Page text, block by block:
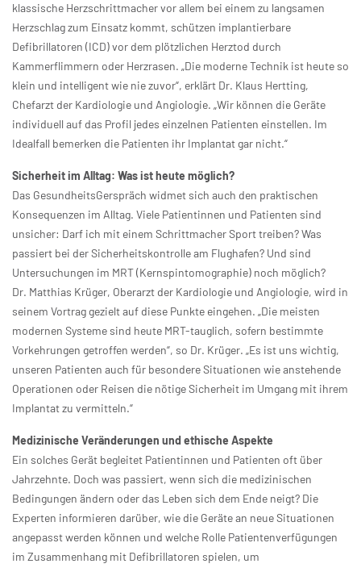
klassische Herzschrittmacher vor allem bei einem zu langsamen
Herzschlag zum Einsatz kommt, schützen implantierbare
Defibrillatoren (ICD) vor dem plötzlichen Herztod durch
Kammerflimmern oder Herzrasen. „Die moderne Technik ist heute so
klein und intelligent wie nie zuvor“, erklärt Dr. Klaus Hertting,
Chefarzt der Kardiologie und Angiologie. „Wir können die Geräte
individuell auf das Profil jedes einzelnen Patienten einstellen. Im
Idealfall bemerken die Patienten ihr Implantat gar nicht.“
Sicherheit im Alltag: Was ist heute möglich?
Das GesundheitsGerspräch widmet sich auch den praktischen
Konsequenzen im Alltag. Viele Patientinnen und Patienten sind
unsicher: Darf ich mit einem Schrittmacher Sport treiben? Was
passiert bei der Sicherheitskontrolle am Flughafen? Und sind
Untersuchungen im MRT (Kernspintomographie) noch möglich?
Dr. Matthias Krüger, Oberarzt der Kardiologie und Angiologie, wird in
seinem Vortrag gezielt auf diese Punkte eingehen. „Die meisten
modernen Systeme sind heute MRT-tauglich, sofern bestimmte
Vorkehrungen getroffen werden“, so Dr. Krüger. „Es ist uns wichtig,
unseren Patienten auch für besondere Situationen wie anstehende
Operationen oder Reisen die nötige Sicherheit im Umgang mit ihrem
Implantat zu vermitteln.“
Medizinische Veränderungen und ethische Aspekte
Ein solches Gerät begleitet Patientinnen und Patienten oft über
Jahrzehnte. Doch was passiert, wenn sich die medizinischen
Bedingungen ändern oder das Leben sich dem Ende neigt? Die
Experten informieren darüber, wie die Geräte an neue Situationen
angepasst werden können und welche Rolle Patientenverfügungen
im Zusammenhang mit Defibrillatoren spielen, um